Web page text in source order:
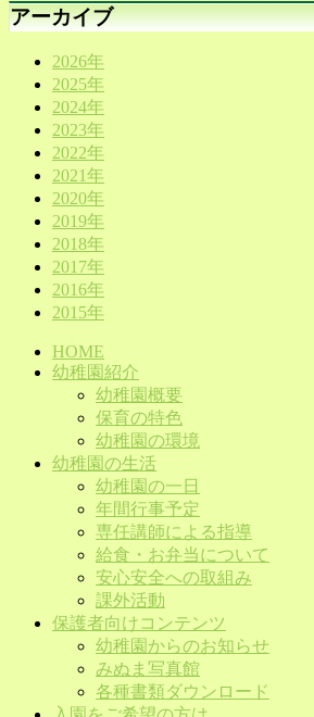
アーカイブ
2026年
2025年
2024年
2023年
2022年
2021年
2020年
2019年
2018年
2017年
2016年
2015年
HOME
幼稚園紹介
幼稚園概要
保育の特色
幼稚園の環境
幼稚園の生活
幼稚園の一日
年間行事予定
専任講師による指導
給食・お弁当について
安心安全への取組み
課外活動
保護者向けコンテンツ
幼稚園からのお知らせ
みぬま写真館
各種書類ダウンロード